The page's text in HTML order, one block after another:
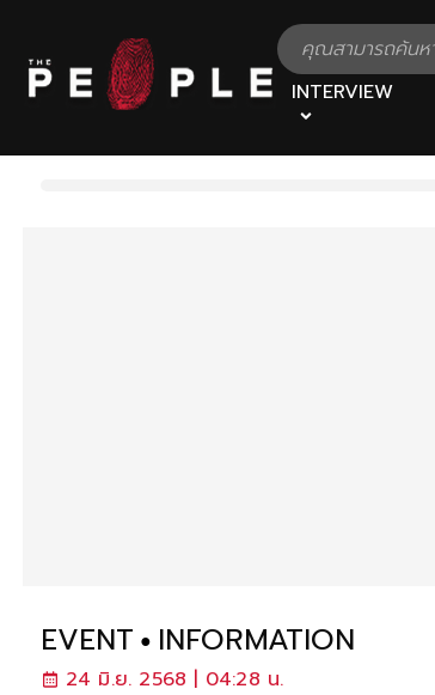
INTERVIEW
EVENT INFORMATION
24 มิ.ย. 2568 | 04:28 น.